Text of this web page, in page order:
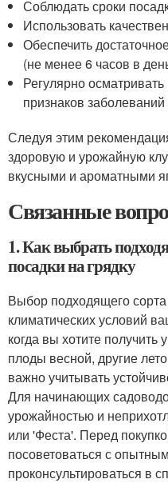
Соблюдать сроки
Использовать
Обеспечить
(не менее 6 часов в
Регулярно
признаков
Следуя этим
здоровую и урожайную
вкусными и ароматными
Связанные
1. Как выбрать
посадки на грядку
Выбор подходящего сорта
климатических условий
когда вы хотите
плоды весной, другие
важно учитывать
Для начинающих
урожайностью и
или 'Феста'. Перед
посоветоваться с
проконсультироваться в